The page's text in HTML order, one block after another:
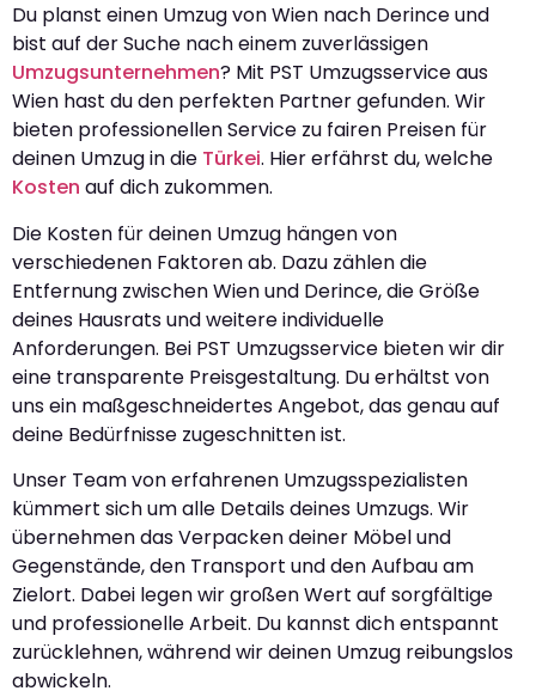
Du planst einen Umzug von Wien nach Derince und
bist auf der Suche nach einem zuverlässigen
Umzugsunternehmen? Mit PST Umzugsservice aus
Wien hast du den perfekten Partner gefunden. Wir
bieten professionellen Service zu fairen Preisen für
deinen Umzug in die Türkei. Hier erfährst du, welche
Kosten auf dich zukommen.
Die Kosten für deinen Umzug hängen von
verschiedenen Faktoren ab. Dazu zählen die
Entfernung zwischen Wien und Derince, die Größe
deines Hausrats und weitere individuelle
Anforderungen. Bei PST Umzugsservice bieten wir dir
eine transparente Preisgestaltung. Du erhältst von
uns ein maßgeschneidertes Angebot, das genau auf
deine Bedürfnisse zugeschnitten ist.
Unser Team von erfahrenen Umzugsspezialisten
kümmert sich um alle Details deines Umzugs. Wir
übernehmen das Verpacken deiner Möbel und
Gegenstände, den Transport und den Aufbau am
Zielort. Dabei legen wir großen Wert auf sorgfältige
und professionelle Arbeit. Du kannst dich entspannt
zurücklehnen, während wir deinen Umzug reibungslos
abwickeln.